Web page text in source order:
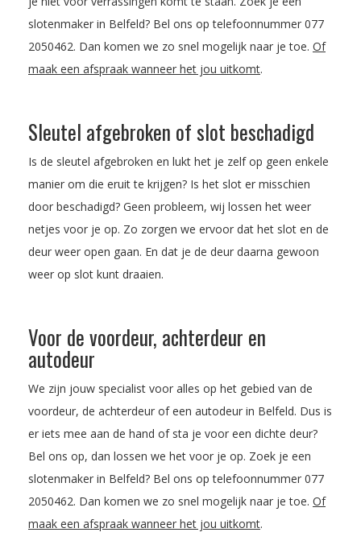
slotenmaker in Belfeld? Bel ons op telefoonnummer 077
2050462. Dan komen we zo snel mogelijk naar je toe. Of
maak een afspraak wanneer het jou uitkomt.
Sleutel afgebroken of slot beschadigd
Is de sleutel afgebroken en lukt het je zelf op geen enkele
manier om die eruit te krijgen? Is het slot er misschien
door beschadigd? Geen probleem, wij lossen het weer
netjes voor je op. Zo zorgen we ervoor dat het slot en de
deur weer open gaan. En dat je de deur daarna gewoon
weer op slot kunt draaien.
Voor de voordeur, achterdeur en
autodeur
We zijn jouw specialist voor alles op het gebied van de
voordeur, de achterdeur of een autodeur in Belfeld. Dus is
er iets mee aan de hand of sta je voor een dichte deur?
Bel ons op, dan lossen we het voor je op. Zoek je een
slotenmaker in Belfeld? Bel ons op telefoonnummer 077
2050462. Dan komen we zo snel mogelijk naar je toe. Of
maak een afspraak wanneer het jou uitkomt.